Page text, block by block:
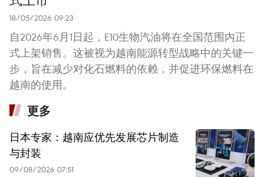
18/05/2026 09:23
自2026年6月1日起，E10生物汽油将在全国范围内正
式上架销售。这被视为越南能源转型战略中的关键一
步，旨在减少对化石燃料的依赖，并促进环保燃料在
越南的使用。
更多
日本专家：越南应优先发展芯片制造
与封装
09/08/2026 07:51